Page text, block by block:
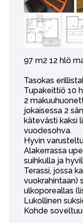
97 m2 12 hlö
Tasokas
Tupakeittiö 10
2
jokaisessa 2
kätevästi kaksi
vuodesohva.
Hyvin
Alakerrassa
suihkulla ja
Terassi, jossa
vuokrahintaan)
ulkoporeallas
Lukollinen
Kohde